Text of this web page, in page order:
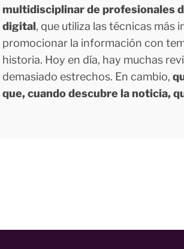
multidisciplinar de profesionales
digital, que utiliza las técnicas más
promocionar la información con
historia. Hoy en día, hay muchas
demasiado estrechos. En cambio,
que, cuando descubre la noticia,